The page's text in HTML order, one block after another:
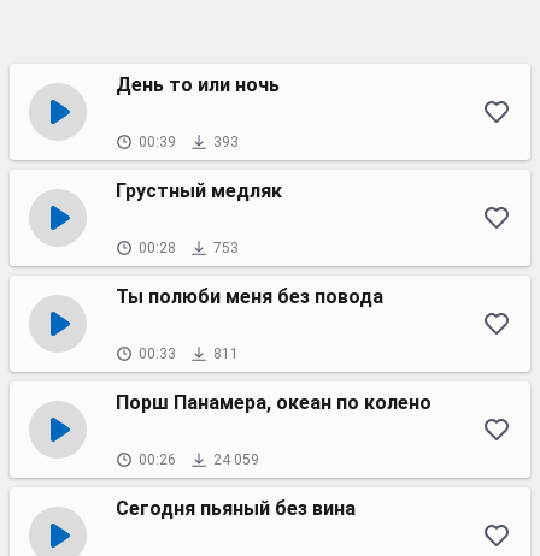
День то или ночь
00:39 393
Грустный медляк
00:28 753
Ты полюби меня без повода
00:33 811
Порш Панамера, океан по колено
00:26 24 059
Сегодня пьяный без вина